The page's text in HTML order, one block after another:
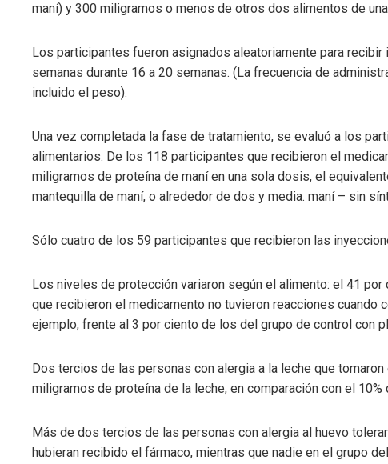
maní) y 300 miligramos o menos de otros dos alimentos de
Los participantes fueron asignados aleatoriamente para
semanas durante 16 a 20 semanas. (La frecuencia de
incluido el peso).
Una vez completada la fase de tratamiento, se evaluó a los
alimentarios. De los 118 participantes que recibieron el
miligramos de proteína de maní en una sola dosis, el
mantequilla de maní, o alrededor de dos y media. maní – sin
Sólo cuatro de los 59 participantes que recibieron las
Los niveles de protección variaron según el alimento: el 41
que recibieron el medicamento no tuvieron reacciones cuando
ejemplo, frente al 3 por ciento de los del grupo de control con
Dos tercios de las personas con alergia a la leche que
miligramos de proteína de la leche, en comparación con el 10%
Más de dos tercios de las personas con alergia al huevo
hubieran recibido el fármaco, mientras que nadie en el grupo